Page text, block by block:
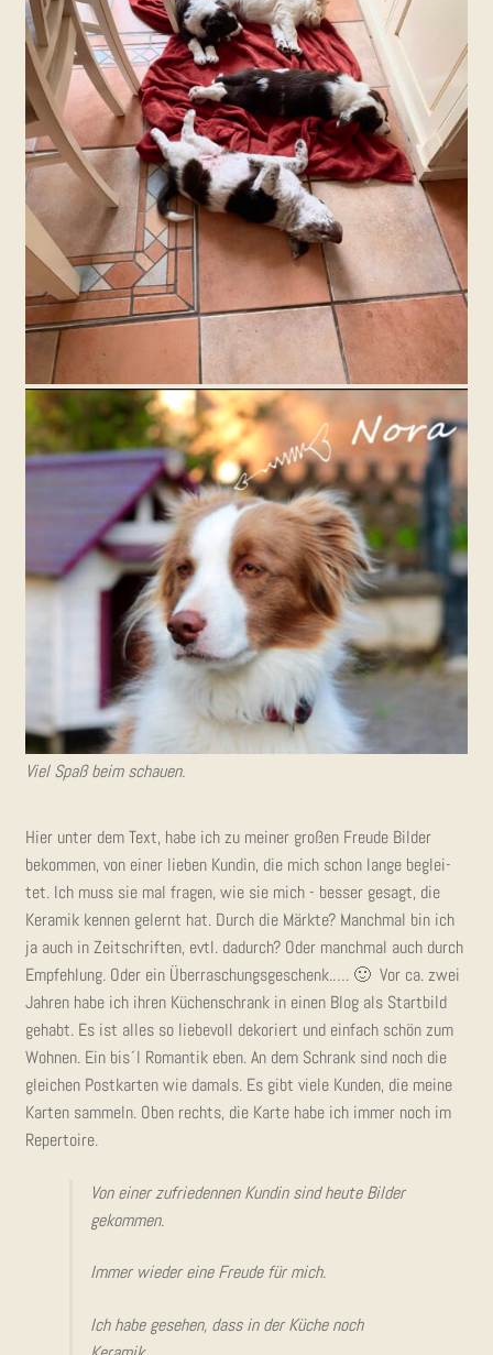
Viel Spaß beim schauen.
Hier unter dem Text, habe ich zu mei­ner gro­ßen Freu­de Bil­der
bekom­men, von einer lie­ben Kun­din, die mich schon lan­ge beglei­
tet. Ich muss sie mal fra­gen, wie sie mich - bes­ser gesagt, die
Kera­mik ken­nen gelernt hat. Durch die Märk­te? Manch­mal bin ich
ja auch in Zeit­schrif­ten, evtl. dadurch? Oder manch­mal auch durch
Emp­feh­lung. Oder ein Über­ra­schungs­ge­schenk.…. 🙂 Vor ca. zwei
Jah­ren habe ich ihren Küchen­schrank in einen Blog als Start­bild
gehabt. Es ist alles so lie­be­voll deko­riert und ein­fach schön zum
Woh­nen. Ein bis´l Roman­tik eben. An dem Schrank sind noch die
glei­chen Post­kar­ten wie damals. Es gibt vie­le Kun­den, die mei­ne
Kar­ten sam­meln. Oben rechts, die Kar­te habe ich immer noch im
Repertoire.
Von einer zufrie­den­nen Kun­din sind heu­te Bil­der
gekommen.
Immer wie­der eine Freu­de für mich.
Ich habe gese­hen, dass in der Küche noch